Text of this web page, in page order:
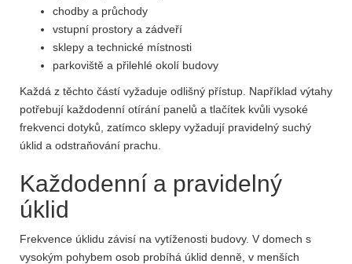
chodby a průchody
vstupní prostory a zádveří
sklepy a technické místnosti
parkoviště a přilehlé okolí budovy
Každá z těchto částí vyžaduje odlišný přístup. Například výtahy
potřebují každodenní otírání panelů a tlačítek kvůli vysoké
frekvenci dotyků, zatímco sklepy vyžadují pravidelný suchý
úklid a odstraňování prachu.
Každodenní a pravidelný
úklid
Frekvence úklidu závisí na vytíženosti budovy. V domech s
vysokým pohybem osob probíhá úklid denně, v menších